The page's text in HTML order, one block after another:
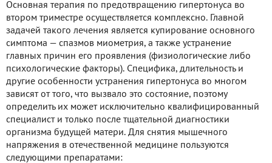
Основная терапия по предотвращению гипертонуса во
втором триместре осуществляется комплексно. Главной
задачей такого лечения является купирование основного
симптома — спазмов миометрия, а также устранение
главных причин его проявления (физиологические либо
психологические факторы). Специфика, длительность и
другие особенности устранения гипертонуса во многом
зависят от того, что вызвало это состояние, поэтому
определить их может исключительно квалифицированный
специалист и только после тщательной диагностики
организма будущей матери. Для снятия мышечного
напряжения в отечественной медицине пользуются
следующими препаратами: